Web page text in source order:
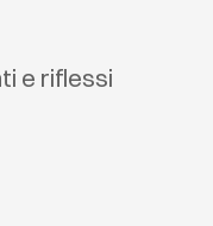
e riflessi